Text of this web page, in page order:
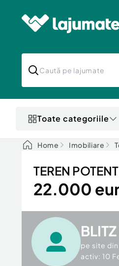
Toate categoriile
Home Imobiliare
TEREN
22.000
pe site din
activ: 10